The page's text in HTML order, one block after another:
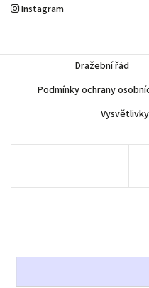
Instagram
Dražební řád
Podmínky ochrany
Vysvětlivky